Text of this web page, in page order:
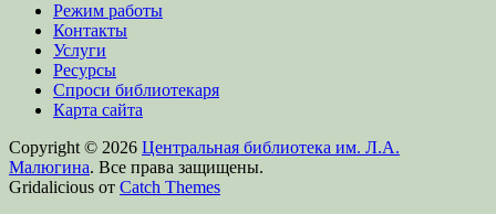
Режим работы
Контакты
Услуги
Ресурсы
Спроси библиотекаря
Карта сайта
Copyright © 2026 Центральная библиотека им. Л.А.
Малюгина. Все права защищены.
Gridalicious от Catch Themes